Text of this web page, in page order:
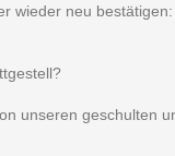
wieder neu
unseren geschulten